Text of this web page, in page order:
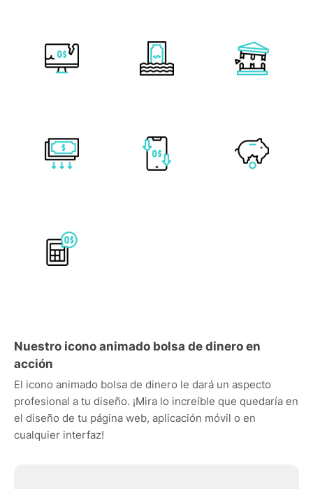
Nuestro icono animado bolsa de dinero en
acción
El icono animado bolsa de dinero le dará un aspecto
profesional a tu diseño. ¡Mira lo increíble que quedaría en
el diseño de tu página web, aplicación móvil o en
cualquier interfaz!